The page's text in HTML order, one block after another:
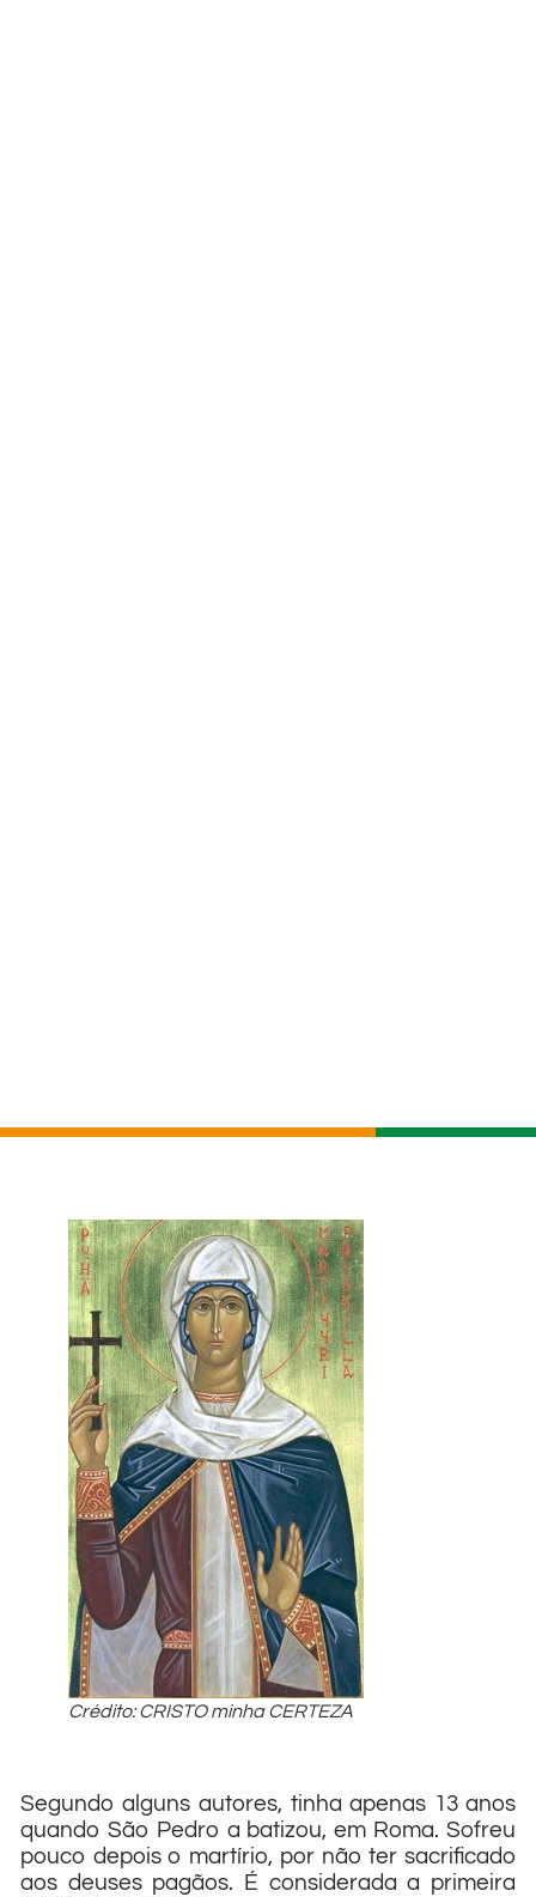
Crédito: CRISTO minha CERTEZA
Segundo alguns autores, tinha apenas 13 anos
quando São Pedro a batizou, em Roma. Sofreu
pouco depois o martírio, por não ter sacrificado
aos deuses pagãos. É considerada a primeira